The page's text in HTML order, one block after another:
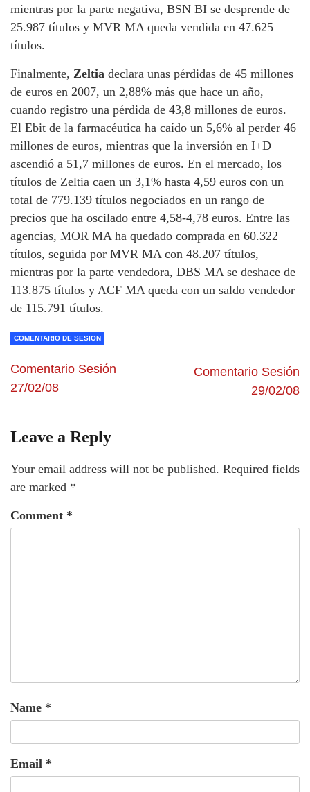
mientras por la parte negativa, BSN BI se desprende de
25.987 títulos y MVR MA queda vendida en 47.625
títulos.
Finalmente, Zeltia declara unas pérdidas de 45 millones
de euros en 2007, un 2,88% más que hace un año,
cuando registro una pérdida de 43,8 millones de euros.
El Ebit de la farmacéutica ha caído un 5,6% al perder 46
millones de euros, mientras que la inversión en I+D
ascendió a 51,7 millones de euros. En el mercado, los
títulos de Zeltia caen un 3,1% hasta 4,59 euros con un
total de 779.139 títulos negociados en un rango de
precios que ha oscilado entre 4,58-4,78 euros. Entre las
agencias, MOR MA ha quedado comprada en 60.322
títulos, seguida por MVR MA con 48.207 títulos,
mientras por la parte vendedora, DBS MA se deshace de
113.875 títulos y ACF MA queda con un saldo vendedor
de 115.791 títulos.
COMENTARIO DE SESION
Comentario Sesión
27/02/08
Comentario Sesión
29/02/08
Leave a Reply
Your email address will not be published. Required fields
are marked *
Comment *
Name *
Email *